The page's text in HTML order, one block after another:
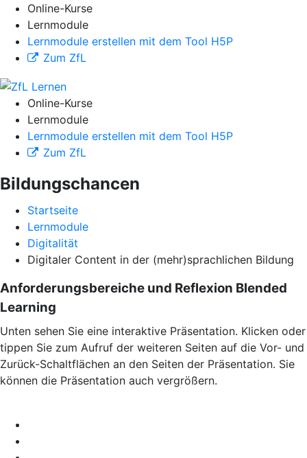
Online-Kurse
Lernmodule
Lernmodule erstellen mit dem Tool H5P
Zum ZfL
Online-Kurse
Lernmodule
Lernmodule erstellen mit dem Tool H5P
Zum ZfL
Bildungschancen
Startseite
Lernmodule
Digitalität
Digitaler Content in der (mehr)sprachlichen Bildung
Anforderungsbereiche und Reflexion Blended
Learning
Unten sehen Sie eine interaktive Präsentation. Klicken oder
tippen Sie zum Aufruf der weiteren Seiten auf die Vor- und
Zurück-Schaltflächen an den Seiten der Präsentation. Sie
können die Präsentation auch vergrößern.